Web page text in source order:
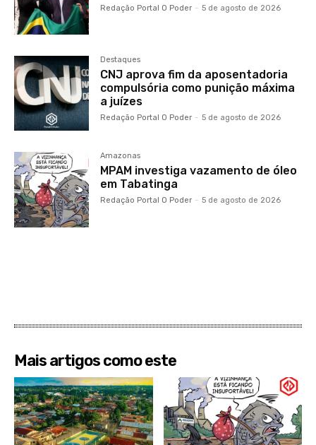
Redação Portal O Poder - 5 de agosto de 2026
Destaques
CNJ aprova fim da aposentadoria
compulsória como punição máxima
a juízes
Redação Portal O Poder - 5 de agosto de 2026
Amazonas
MPAM investiga vazamento de óleo
em Tabatinga
Redação Portal O Poder - 5 de agosto de 2026
Mais artigos como este